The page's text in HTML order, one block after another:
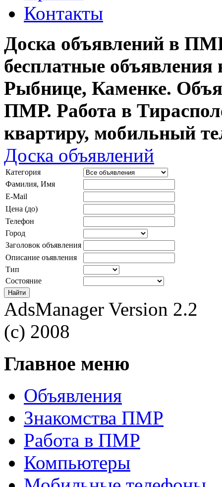
Контакты
Доска объявлений в
бесплатные объявления
Рыбнице, Каменке.
ПМР. Работа в
квартиру, мобильный
Доска объявлений
Категория
Фамилия, Имя
E-Mail
Цена (до)
Телефон
Город
Заголовок объявления
Описание оъявления
Тип
Состояние
AdsManager Version 2.2
(c) 2008
Главное меню
Объявления
Знакомства ПМР
Работа в ПМР
Компьютеры